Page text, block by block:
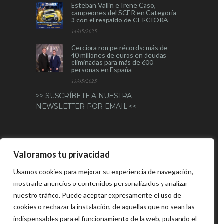
Valoramos tu privacidad
Usamos cookies para mejorar su experiencia de navegación,
mostrarle anuncios o contenidos personalizados y analizar
nuestro tráfico. Puede aceptar expresamente el uso de
cookies o rechazar la instalación, de aquellas que no sean las
indispensables para el funcionamiento de la web, pulsando el
Esteban Vallín e Irene Caso,
campeones del SCER en Categoría
3 con el respaldo de CERCIORA
14/05/2025
Cerciora rompe récords: más de
40 millones de euros en deudas
eliminadas para más de 600
personas en España
13/05/2025
>> SUSCRÍBETE A NUESTRA
NEWSLETTER POR EMAIL <<
660 155 233
info@cerciora.com
Edificio Europa (Regus)
Avda. de Aragón, 30 planta 8